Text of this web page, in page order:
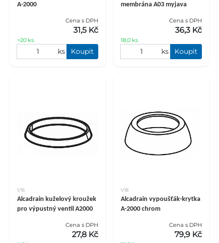
A-2000
Cena s DPH
31,5 Kč
>20 ks
ks Koupit
membrána A03 myjava
Cena s DPH
36,3 Kč
18,0 ks
ks Koupit
V16
Alcadrain kuželový kroužek
pro výpustný ventil A2000
Cena s DPH
27,8 Kč
V18
Alcadrain vypoušťák-krytka
A-2000 chrom
Cena s DPH
79,9 Kč